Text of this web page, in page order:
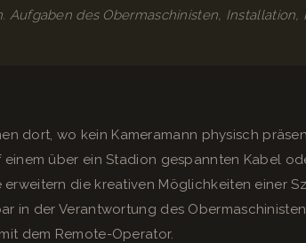
Aufgaben des Obermaschinisten, Installation,
dort, wo kein Kameramann physisch
einem über ein Stadion gespannten Kabel
erweitern die kreativen Möglichkeiten einer
in der Verantwortung des
dem Remote-Operator.